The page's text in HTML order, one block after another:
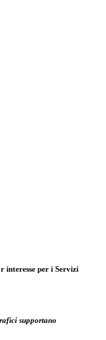
interesse per i Servizi
supportano